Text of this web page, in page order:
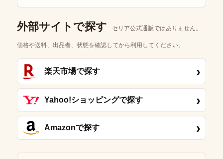
外部サイトで探す セリア公式通販ではありません。
価格や送料、出品者、状態を確認してから利用してください。
楽天市場で探す ›
Yahoo!ショッピングで探す ›
Amazonで探す ›